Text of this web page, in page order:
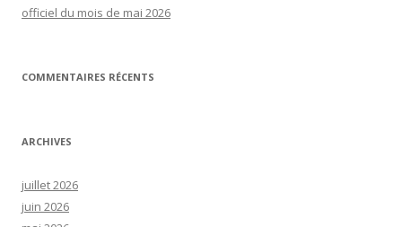
officiel du mois de mai 2026
COMMENTAIRES RÉCENTS
ARCHIVES
juillet 2026
juin 2026